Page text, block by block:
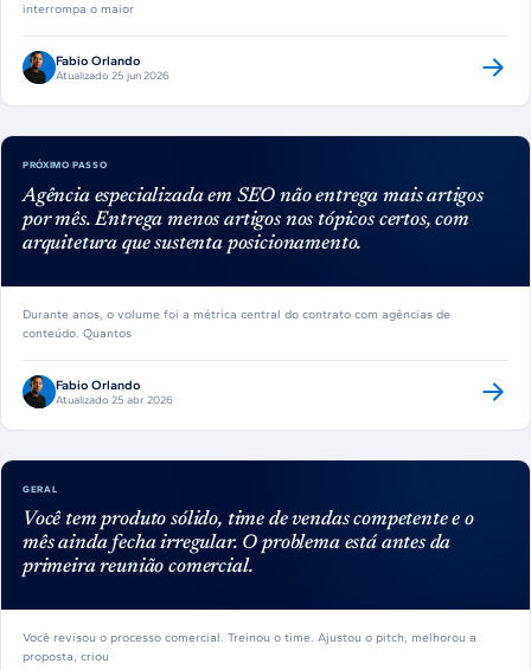
interrompa o maior
Fabio Orlando
Atualizado 25 jun 2026
PRÓXIMO PASSO
Agência especializada em SEO não entrega mais artigos
por mês. Entrega menos artigos nos tópicos certos, com
arquitetura que sustenta posicionamento.
Durante anos, o volume foi a métrica central do contrato com agências de
conteúdo. Quantos
Fabio Orlando
Atualizado 25 abr 2026
GERAL
Você tem produto sólido, time de vendas competente e o
mês ainda fecha irregular. O problema está antes da
primeira reunião comercial.
Você revisou o processo comercial. Treinou o time. Ajustou o pitch, melhorou a
proposta, criou